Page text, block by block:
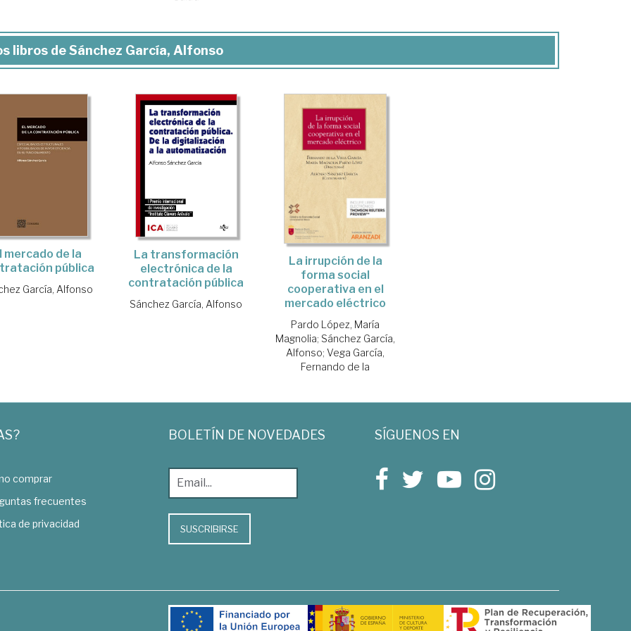
libros de Sánchez García, Alfonso
mercado de la
pública
García, Alfonso
La transformación
electrónica de la
contratación pública
Sánchez García, Alfonso
La irrupción de la
forma social
cooperativa en el
mercado eléctrico
Pardo López, María
Magnolia; Sánchez García,
Alfonso;Vega García,
Fernando de la
comprar
frecuentes
de privacidad
BOLETÍN DE NOVEDADES
SUSCRIBIRSE
SÍGUENOS EN